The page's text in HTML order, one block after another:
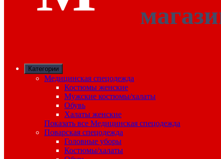
Категории
Медицинская спецодежда
Костюмы женские
Мужские костюмы/халаты
Обувь
Халаты женские
Показать все Медицинская спецодежда
Поварская спецодежда
Головные уборы
Костюмы/халаты